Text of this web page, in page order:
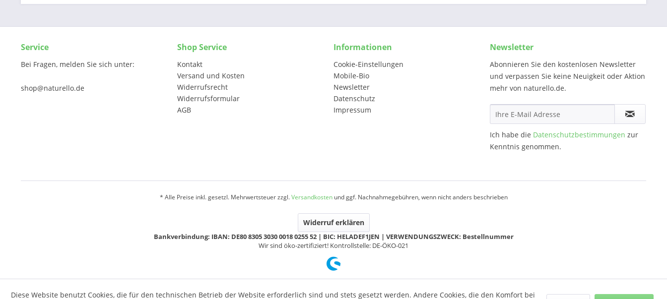
Service
Bei Fragen, melden Sie sich unter:
shop@naturello.de
Shop Service
Kontakt
Versand und Kosten
Widerrufsrecht
Widerrufsformular
AGB
Informationen
Cookie-Einstellungen
Mobile-Bio
Newsletter
Datenschutz
Impressum
Newsletter
Abonnieren Sie den kostenlosen Newsletter
und verpassen Sie keine Neuigkeit oder Aktion
mehr von naturello.de.
Ich habe die Datenschutzbestimmungen zur
Kenntnis genommen.
* Alle Preise inkl. gesetzl. Mehrwertsteuer zzgl.Versandkostenund ggf. Nachnahmegebühren, wenn nicht anders beschrieben
Widerruf erklären
Bankverbindung: IBAN: DE80 8305 3030 0018 0255 52 | BIC: HELADEF1JEN | VERWENDUNGSZWECK: Bestellnummer
Wir sind öko-zertifiziert! Kontrollstelle: DE-ÖKO-021
Diese Website benutzt Cookies, die für den technischen Betrieb der Website erforderlich sind und stets gesetzt werden. Andere Cookies, die den Komfort bei